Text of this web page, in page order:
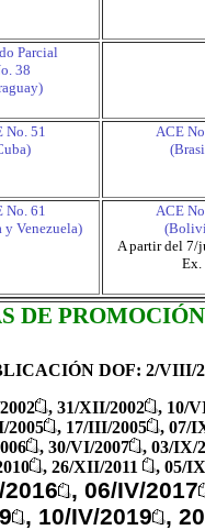
Parcial
38
No. 51
ACE
No. 61
Venezuela)
ACE
A partir del 7/
Ex.
DE
DOF: 2/VIII/
, 31/XII/2002
, 10/
2005 , 17/III/2005
, 07/
, 30/VI/2007
, 03/IX/
, 26/XII/2011 , 05/
, 06/IV/2017
, 10/IV/2019 ,